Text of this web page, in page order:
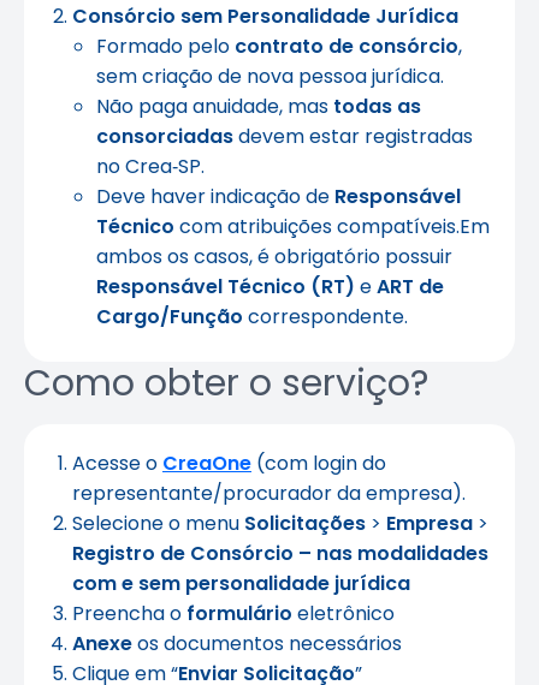
Consórcio sem Personalidade Jurídica
Formado pelo contrato de consórcio,
sem criação de nova pessoa jurídica.
Não paga anuidade, mas todas as
consorciadasdevem estar registradas
no Crea‑SP.
Deve haver indicação de Responsável
Técnico com atribuições compatíveis.Em
ambos os casos, é obrigatório possuir
Responsável Técnico (RT) eART de
Cargo/Função correspondente.
Como obter o serviço?
Acesse o CreaOne (com login do
representante/procurador da empresa).
Selecione o menu Solicitações > Empresa >
Registro de Consórcio – nas modalidades
com e sem personalidade jurídica
Preencha o formulário eletrônico
Anexeos documentos necessários
Clique em “Enviar Solicitação”